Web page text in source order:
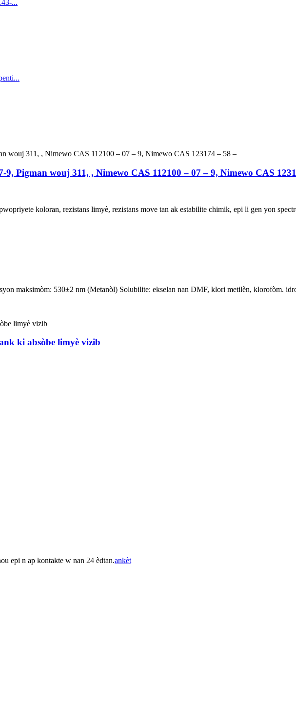
Pigman wouj 311, , Nimewo CAS 112100 – 07 – 9, Nimewo CAS
koloran, rezistans limyè, rezistans move tan ak estabilite chimik, epi li gen yon
maksimòm: 530±2 nm (Metanòl) Solubilite: ekselan nan DMF, klori metilèn, klorofòm.
ki absòbe limyè vizib
epi n ap kontakte w nan 24 èdtan.ankèt